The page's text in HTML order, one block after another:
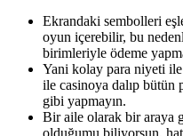
Ekrandaki sembolleri
oyun içerebilir, bu
birimleriyle ödeme
Yani kolay para niyeti ile
ile casinoya dalıp bütün
gibi yapmayın.
Bir aile olarak bir araya